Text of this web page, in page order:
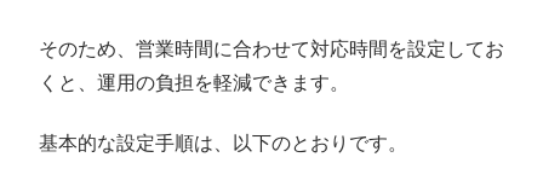
そのため、営業時間に合わせて対応時間を設定してお
くと、運用の負担を軽減できます。
基本的な設定手順は、以下のとおりです。